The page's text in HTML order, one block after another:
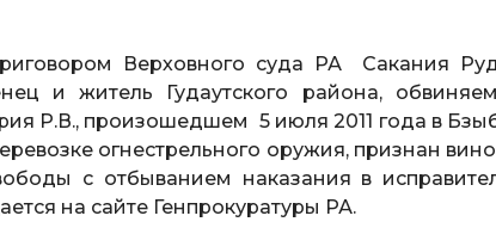
Верховного суда РА Сакания
и житель Гудаутского района,
Р.В., произошедшем 5 июля 2011 года в
огнестрельного оружия, признан
с отбыванием наказания в
на сайте Генпрокуратуры РА.